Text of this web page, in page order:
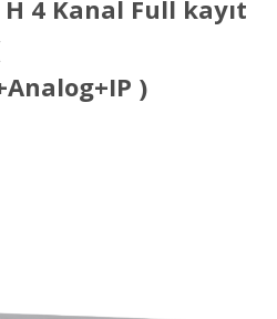
H 4 Kanal Full kayıt
)